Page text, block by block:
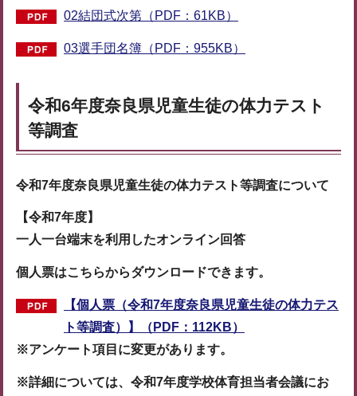
02結団式次第（PDF：61KB）
03選手団名簿（PDF：955KB）
令和6年度奈良県児童生徒の体力テスト
等調査
令和7年度奈良県児童生徒の体力テスト等調査について
【令和7年度】
一人一台端末を利用したオンライン回答
個人票はこちらからダウンロードできます。
【個人票（令和7年度奈良県児童生徒の体力テス
ト等調査）】（PDF：112KB）
※アンケート項目に変更があります。
※詳細については、令和7年度学校体育担当者会議にお